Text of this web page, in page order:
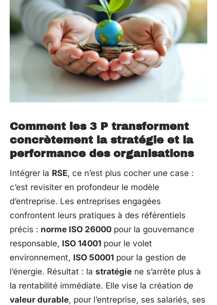
Comment les 3 P transforment
concrètement la stratégie et la
performance des organisations
Intégrer la RSE, ce n’est plus cocher une case :
c’est revisiter en profondeur le modèle
d’entreprise. Les entreprises engagées
confrontent leurs pratiques à des référentiels
précis : norme ISO 26000 pour la gouvernance
responsable, ISO 14001 pour le volet
environnement, ISO 50001 pour la gestion de
l’énergie. Résultat : la stratégie ne s’arrête plus à
la rentabilité immédiate. Elle vise la création de
valeur durable, pour l’entreprise, ses salariés, ses